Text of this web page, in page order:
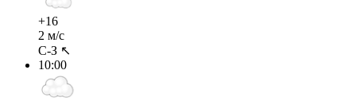
+16
2 м/с
С-З ↖
10:00